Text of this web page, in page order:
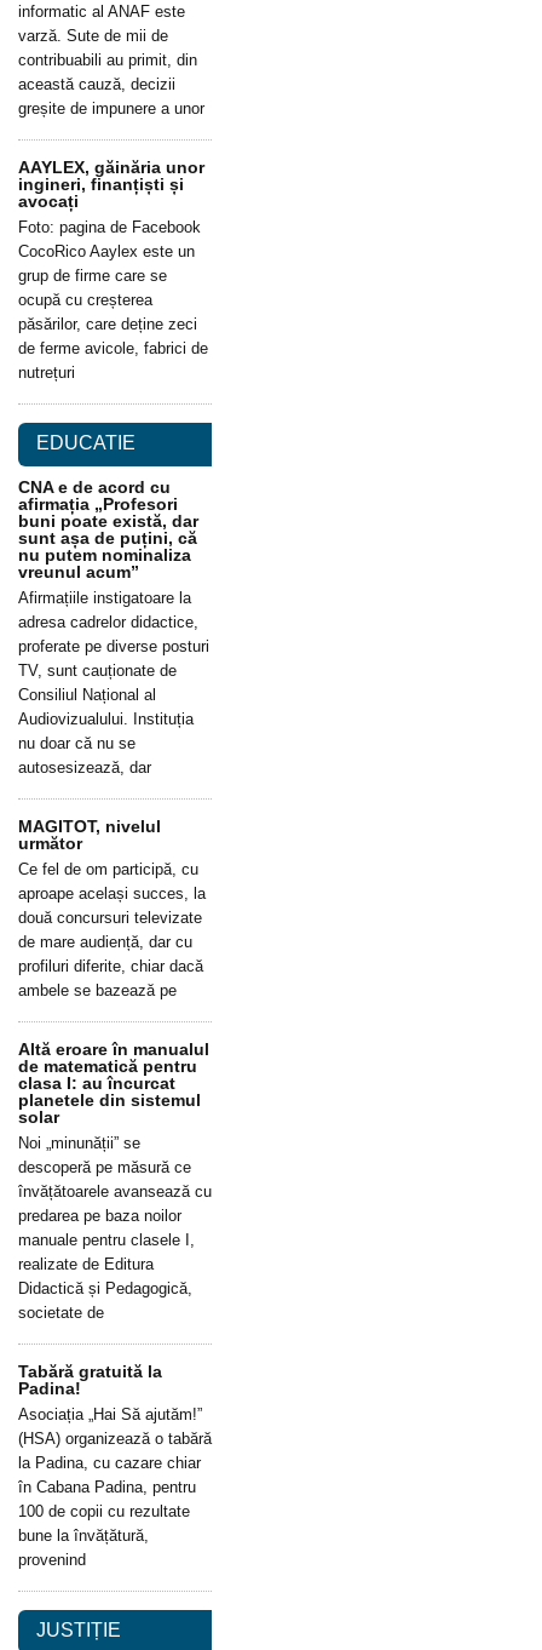
informatic al ANAF este
varză. Sute de mii de
contribuabili au primit, din
această cauză, decizii
greșite de impunere a unor
AAYLEX, găinăria unor
ingineri, finanțiști și
avocați
Foto: pagina de Facebook
CocoRico Aaylex este un
grup de firme care se
ocupă cu creșterea
păsărilor, care deține zeci
de ferme avicole, fabrici de
nutrețuri
EDUCATIE
CNA e de acord cu
afirmația „Profesori
buni poate există, dar
sunt așa de puțini, că
nu putem nominaliza
vreunul acum”
Afirmațiile instigatoare la
adresa cadrelor didactice,
proferate pe diverse posturi
TV, sunt cauționate de
Consiliul Național al
Audiovizualului. Instituția
nu doar că nu se
autosesizează, dar
MAGITOT, nivelul
următor
Ce fel de om participă, cu
aproape același succes, la
două concursuri televizate
de mare audiență, dar cu
profiluri diferite, chiar dacă
ambele se bazează pe
Altă eroare în manualul
de matematică pentru
clasa I: au încurcat
planetele din sistemul
solar
Noi „minunății” se
descoperă pe măsură ce
învățătoarele avansează cu
predarea pe baza noilor
manuale pentru clasele I,
realizate de Editura
Didactică și Pedagogică,
societate de
Tabără gratuită la
Padina!
Asociația „Hai Să ajutăm!”
(HSA) organizează o tabără
la Padina, cu cazare chiar
în Cabana Padina, pentru
100 de copii cu rezultate
bune la învățătură,
provenind
JUSTIȚIE